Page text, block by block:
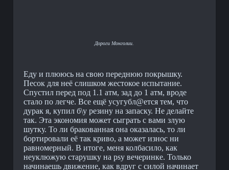
Дороги Монголии.
Еду и плююсь на свою переднюю покрышку.
Песок для неё слишком жестокое испытание.
Спустил перед под 1.1 атм, зад до 1 атм, вроде
стало по легче. Все ещё усугубл@ется тем, что
дурак я, купил б\у резину на запаску. Не делайте
так. Эта экономия может сыграть с вами злую
шутку. То ли бракованная она оказалась, то ли
бортировали её так криво, а может износ ни
равномерный. В итоге, меня колбасило, как
неуклюжую старушку на psy вечеринке. Только
начинаешь движение, как вдруг с силой начинает